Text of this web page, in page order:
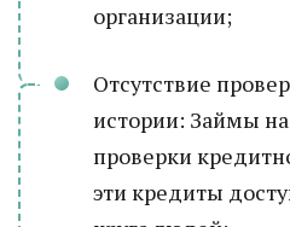
организации;
Отсутствие
истории: Займы
проверки
эти кредиты